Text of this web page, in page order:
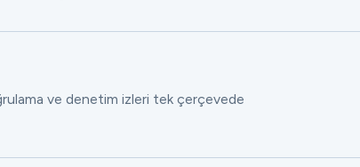
ve denetim izleri tek çerçevede